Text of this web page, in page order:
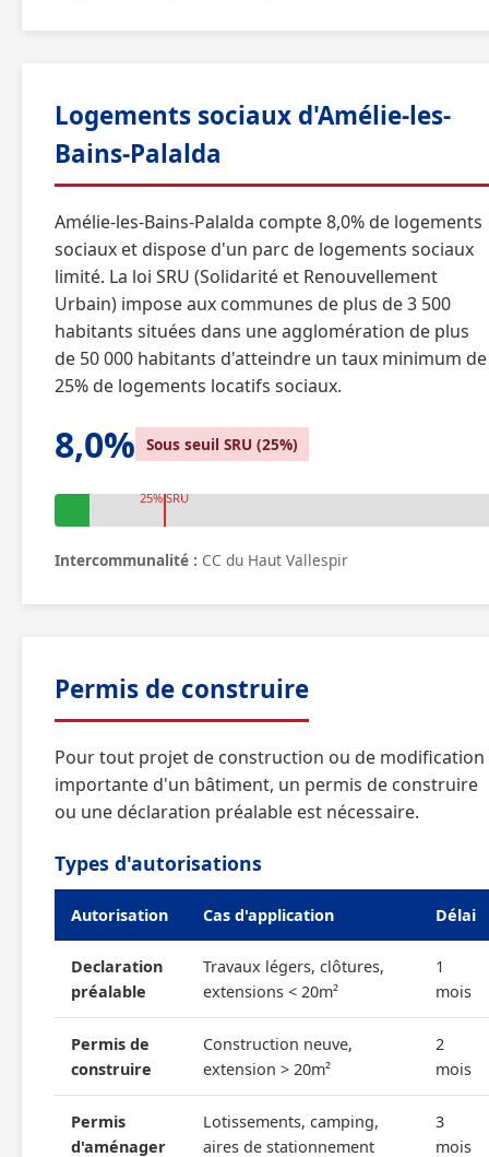
Logements sociaux d'Amélie-les-
Bains-Palalda
Amélie-les-Bains-Palalda compte 8,0% de logements
sociaux et dispose d'un parc de logements sociaux
limité. La loi SRU (Solidarité et Renouvellement
Urbain) impose aux communes de plus de 3 500
habitants situées dans une agglomération de plus
de 50 000 habitants d'atteindre un taux minimum de
25% de logements locatifs sociaux.
8,0% Sous seuil SRU (25%)
25% SRU
Intercommunalité : CC du Haut Vallespir
Permis de construire
Pour tout projet de construction ou de modification
importante d'un bâtiment, un permis de construire
ou une déclaration préalable est nécessaire.
Types d'autorisations
Autorisation Cas d'application Délai
Declaration
préalable
Travaux légers, clôtures,
extensions < 20m²
1
mois
Permis de
construire
Construction neuve,
extension > 20m²
2
mois
Permis
d'aménager
Lotissements, camping,
aires de stationnement
3
mois